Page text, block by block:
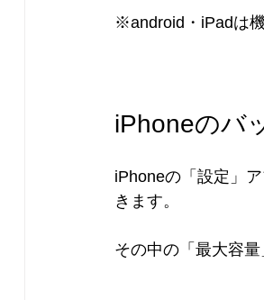
※android・iPadは
iPhoneのバ
iPhoneの「設定」
きます。
その中の「最大容